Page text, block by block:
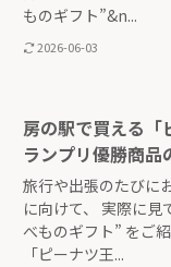
ものギフト”&n...
2026-06-03
房の駅で買える「
ランプリ優勝商品
旅行や出張のたびに
に向けて、 実際に
べものギフト” をご
「ピーナツ王...